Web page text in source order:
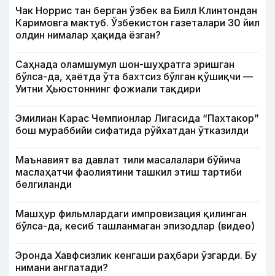
Чак Норрис тан берган ўзбек ва Билл Клинтондан
Каримовга мактуб. Ўзбекистон газеталари 30 йил
олдин нималар ҳақида ёзган?
Саҳнада оламшумул шон-шуҳратга эришган
бўлса-да, ҳаётда ўта бахтсиз бўлган қўшиқчи —
Уитни Ҳьюстоннинг фожиали тақдири
Эмилиан Карас Чемпионлар Лигасида “Пахтакор”
бош мураббийи сифатида рўйхатдан ўтказилди
Маънавият ва давлат тили масалалари бўйича
маслаҳатчи фаолиятини ташкил этиш тартиби
белгиланди
Машҳур фильмлардаги импровизация қилинган
бўлса-да, кесиб ташланмаган эпизодлар (видео)
Эронда Хавфсизлик кенгаши раҳбари ўзгарди. Бу
нимани англатади?